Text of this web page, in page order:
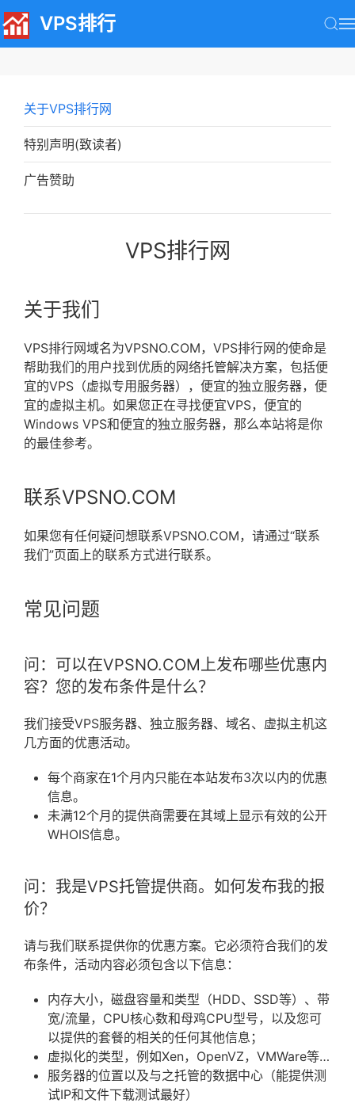
VPS排行
关于VPS排行网
特别声明(致读者)
广告赞助
VPS排行网
关于我们
VPS排行网域名为VPSNO.COM，VPS排行网的使命是
帮助我们的用户找到优质的网络托管解决方案，包括便
宜的VPS（虚拟专用服务器），便宜的独立服务器，便
宜的虚拟主机。如果您正在寻找便宜VPS，便宜的
Windows VPS和便宜的独立服务器，那么本站将是你
的最佳参考。
联系VPSNO.COM
如果您有任何疑问想联系VPSNO.COM，请通过“联系
我们”页面上的联系方式进行联系。
常见问题
问：可以在VPSNO.COM上发布哪些优惠内
容？ 您的发布条件是什么？
我们接受VPS服务器、独立服务器、域名、虚拟主机这
几方面的优惠活动。
每个商家在1个月内只能在本站发布3次以内的优惠
信息。
未满12个月的提供商需要在其域上显示有效的公开
WHOIS信息。
问：我是VPS托管提供商。 如何发布我的报
价？
请与我们联系提供你的优惠方案。它必须符合我们的发
布条件，活动内容必须包含以下信息：
内存大小，磁盘容量和类型（HDD、SSD等）、带
宽/流量，CPU核心数和母鸡CPU型号，以及您可
以提供的套餐的相关的任何其他信息；
虚拟化的类型，例如Xen，OpenVZ，VMWare等…
服务器的位置以及与之托管的数据中心（能提供测
试IP和文件下载测试最好）